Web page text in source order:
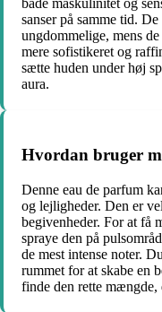
både maskulinitet og
sanser på samme tid.
ungdommelige, mens
mere sofistikeret og
sætte huden under høj
aura.
Hvordan bruger
Denne eau de parfum
og lejligheder. Den er
begivenheder. For at få
spraye den på
de mest intense noter.
rummet for at skabe en
finde den rette mængde,